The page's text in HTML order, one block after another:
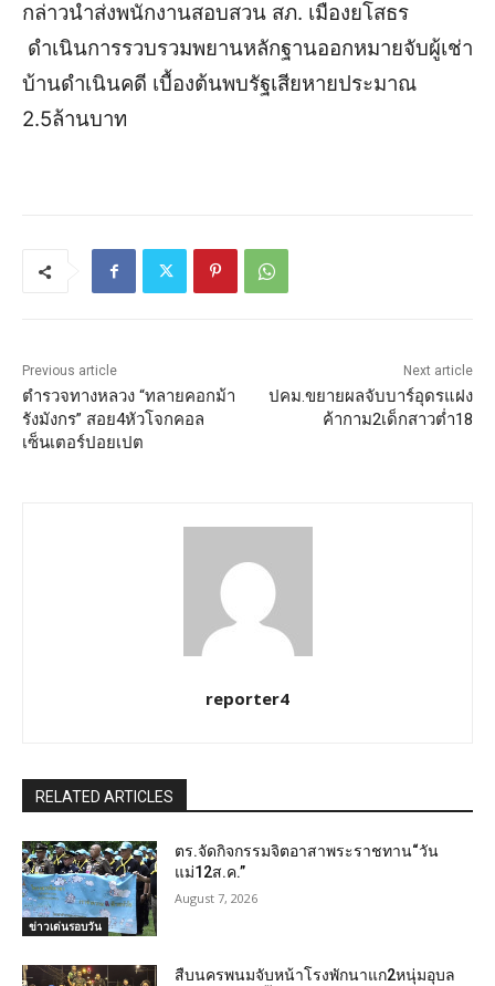
กล่าวนำส่งพนักงานสอบสวน สภ. เมืองยโสธร
ดำเนินการรวบรวมพยานหลักฐานออกหมายจับผู้เช่า
บ้านดำเนินคดี เบื้องต้นพบรัฐเสียหายประมาณ
2.5ล้านบาท
Previous article
ตำรวจทางหลวง “ทลายคอกม้า
รังมังกร” สอย4หัวโจกคอล
เซ็นเตอร์ปอยเปต
Next article
ปคม.ขยายผลจับบาร์อุดรแฝง
ค้ากาม2เด็กสาวต่ำ18
reporter4
RELATED ARTICLES
ข่าวเด่นรอบวัน
ตร.จัดกิจกรรมจิตอาสาพระราชทาน“วัน
แม่12ส.ค.”
August 7, 2026
สืบนครพนมจับหน้าโรงพักนาแก2หนุ่มอุบล